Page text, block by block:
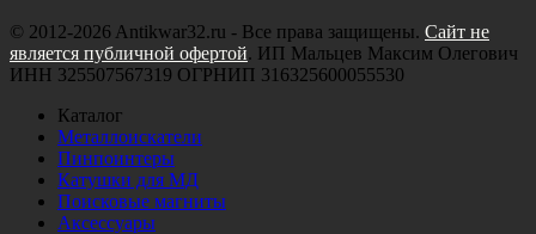
© 2012-2026 Antikwar32.ru - Все права защищены. Сайт не
является публичной офертой. ИП Мальцев Максим Олегович
ИНН 325507567319 ОГРНИП 316325600055530
Каталог
Металлоискатели
Пинпоинтеры
Катушки для МД
Поисковые магниты
Аксессуары